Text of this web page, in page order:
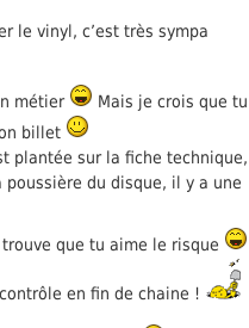
le vinyl, c’est très sympa
métier
Mais je crois que tu
billet
plantée sur la fiche technique,
du disque, il y a une
que tu aime le risque
en fin de chaine !